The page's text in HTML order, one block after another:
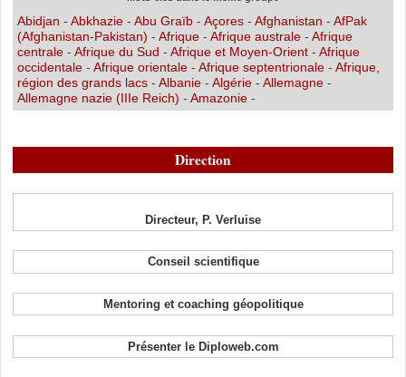
Abidjan - Abkhazie- Abu Graïb- Açores- Afghanistan - AfPak
(Afghanistan-Pakistan) - Afrique- Afrique australe- Afrique
centrale - Afrique du Sud - Afrique et Moyen-Orient - Afrique
occidentale - Afrique orientale - Afrique septentrionale - Afrique,
région des grands lacs- Albanie - Algérie - Allemagne -
Allemagne nazie (IIIe Reich) - Amazonie-
Direction
Directeur, P. Verluise
Conseil scientifique
Mentoring et coaching géopolitique
Présenter le Diploweb.com